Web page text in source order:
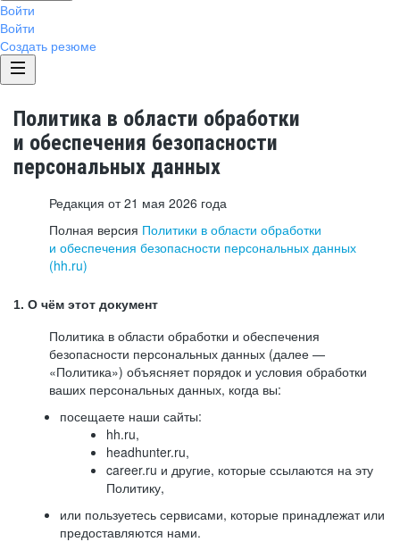
Войти
Войти
Создать резюме
Политика в области обработки
и обеспечения безопасности
персональных данных
Редакция от 21 мая 2026 года
Полная версия Политики в области обработки
и обеспечения безопасности персональных данных
(hh.ru)
1. О чём этот документ
Политика в области обработки и обеспечения
безопасности персональных данных (далее —
«Политика») объясняет порядок и условия обработки
ваших персональных данных, когда вы:
посещаете наши сайты:
hh.ru,
headhunter.ru,
career.ru и другие, которые ссылаются на эту
Политику,
или пользуетесь сервисами, которые принадлежат или
предоставляются нами.